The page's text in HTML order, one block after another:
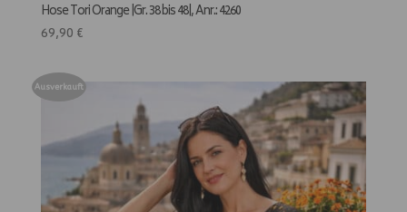
Hose Tori Orange |Gr. 38 bis 48|, Anr.: 4260
69,90 €
Ausverkauft